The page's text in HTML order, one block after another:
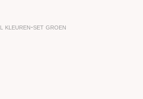
kleuren-set groen